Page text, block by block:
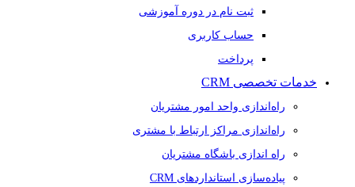
ثبت نام در دوره آموزشی
حساب کاربری
پرداخت
خدمات تخصصی CRM
راه‌اندازی واحد امور مشتریان
راه‌اندازی مراکز ارتباط با مشتری
راه اندازی باشگاه مشتریان
پیاده‌سازی استانداردهای CRM